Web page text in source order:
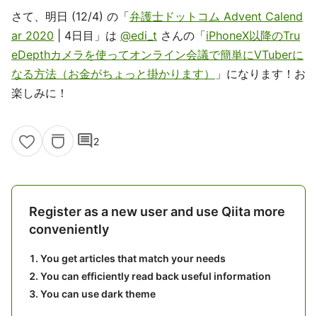
さて、明日 (12/4) の「弁護士ドットコム Advent Calend
ar 2020 | 4日目」は @edi_t さんの「iPhoneX以降のTru
eDepthカメラを使ってオンライン会議で簡単にVTuberに
なる方法（お金がちょっと掛かります）
」になります！お
楽しみに！
comment2
Register as a new user and use Qiita more
conveniently
You get articles that match your needs
You can efficiently read back useful information
You can use dark theme